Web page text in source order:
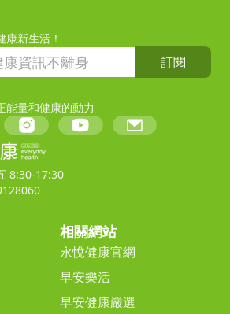
新生活！
訂閱
能量和健康的動力
8:30-17:30
相關網站
永悅健康官網
早安樂活
早安健康嚴選